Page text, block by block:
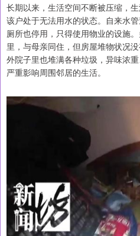
长期以来，生活空间不断被压缩，
该户处于无法用水的状态。自来水
厕所也停用，只得使用物业的设施
里，与母亲同住，但房屋堆物状况
外院子里也堆满各种垃圾，异味浓
严重影响周围邻居的生活。